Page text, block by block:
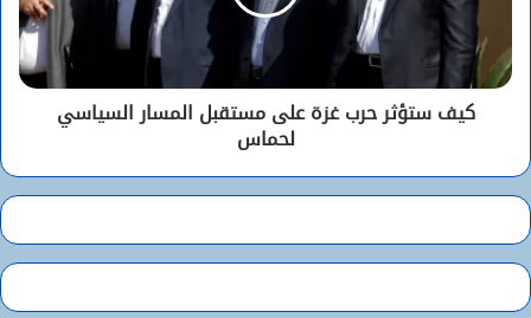
كيف ستؤثر حرب غزة على مستقبل المسار السياسي
لحماس